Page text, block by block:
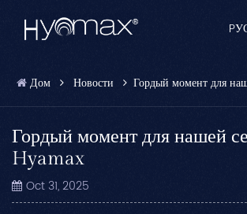
Français
Pусский
Дом Новости Гордый момент для
Гордый момент для нашей
Hyamax
Oct 31, 2025